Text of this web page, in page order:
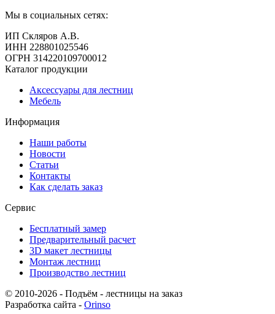
Мы в социальных сетях:
ИП Скляров А.В.
ИНН 228801025546
ОГРН 314220109700012
Каталог продукции
Аксессуары для лестниц
Мебель
Информация
Наши работы
Новости
Статьи
Контакты
Как сделать заказ
Сервис
Бесплатный замер
Предварительный расчет
3D макет лестницы
Монтаж лестниц
Производство лестниц
© 2010-2026 - Подъём - лестницы на заказ
Разработка сайта - Orinso